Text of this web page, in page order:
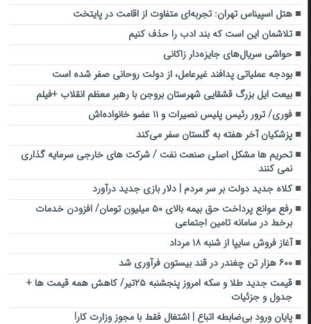
هتل اسپیناس تهران: تجربه‌ای متفاوت از اقامت در پایتخت
تلاشمان این است که بند ادب را حذف کنیم
حواشی سریال‌های جایزه‌دار زاکانی
بودجه عملیاتی پدافند غیرعامل، از دولت روحانی صفر شده است
بیعت ایل بزرگ قشقایی شهرستان بروجن با رهبر معظم انقلاب +فیلم
فوری/ ترور رئیس پلیس نصیرات و ۱۱ عضو خانواده‌اش
پزشکیان آخر هفته به گلستان سفر می‌کند
تحریم ها مشکل اصلی صنعت نفت / شرکت های خارجی سرمایه گذاری
نمی کنند
کلاه جدید دولت بر سر مردم | دلار بازی جدید درآورد
رفع موانع پرداخت حق بیمه بالای ۵۰ میلیون تومان/ افزودن خدمات
برخط در سامانه تامین اجتماعی
آغاز فروش سایپا از شنبه ۱۸ مرداد
۶۰۰ هزار تن چغندر در قند بیستون فرآوری شد
قیمت جدید طلا و سکه امروز پنجشنبه ۲۵تیر/ کاهش همه قیمت ها +
جدول و جزئیات
پایان ورود بی‌ضابطه اتباع | اشتغال فقط با مجوز وزارت کار!